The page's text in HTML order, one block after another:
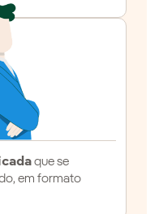
que se
em formato